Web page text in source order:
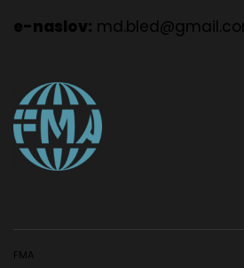
e-naslov:
FMA